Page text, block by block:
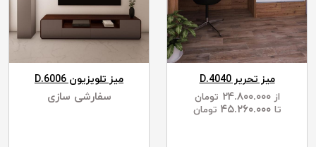
میز تحریر D.4040
از ۲۴.۸۰۰.۰۰۰
تومان
تا ۴۵.۲۶۰.۰۰۰ تومان
میز تلویزیون D.6006
سفارشی سازی